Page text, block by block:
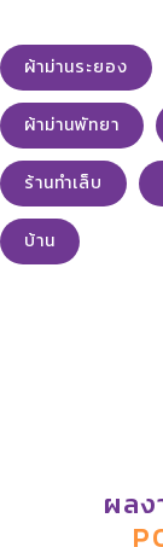
ตู้ใส่หนังสือหลั
บิวท์อินแบบสั่
MADE TO
บิวท์อินแบบสั่งทำ
ตู้ใส่หนังสือหลังเ
อินสั่งทำตามแบบ พ
ผ้าม่านระยอง
ผ้าม่านพัทยา
ร้านทำเล็บ
บ้าน
ผลง